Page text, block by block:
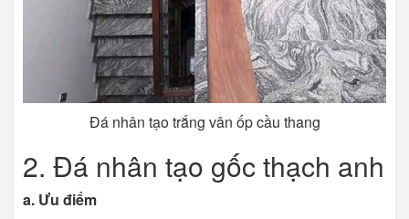
Đá nhân tạo trắng vân ốp cầu thang
2. Đá nhân tạo gốc thạch anh
a. Ưu điểm